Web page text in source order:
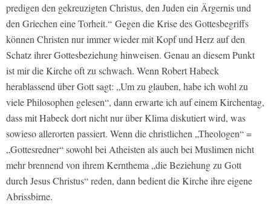
predigen den gekreuzigten Christus, den Juden ein Ärgernis und
den Griechen eine Torheit.“ Gegen die Krise des Gottesbegriffs
können Christen nur immer wieder mit Kopf und Herz auf den
Schatz ihrer Gottesbeziehung hinweisen. Genau an diesem Punkt
ist mir die Kirche oft zu schwach. Wenn Robert Habeck
herablassend über Gott sagt: „Um zu glauben, habe ich wohl zu
viele Philosophen gelesen“, dann erwarte ich auf einem Kirchentag,
dass mit Habeck dort nicht nur über Klima diskutiert wird, was
sowieso allerorten passiert. Wenn die christlichen „Theologen“ =
„Gottesredner“ sowohl bei Atheisten als auch bei Muslimen nicht
mehr brennend von ihrem Kernthema „die Beziehung zu Gott
durch Jesus Christus“ reden, dann bedient die Kirche ihre eigene
Abrissbirne.